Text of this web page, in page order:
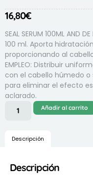
16,80€
SEAL SERUM 100ML AND
100 ml. Aporta
proporcionando al
EMPLEO: Distribuir
con el cabello húmedo o
para eliminar el efecto
aclarado.
Añadir al carrito
Descripción
Descripción